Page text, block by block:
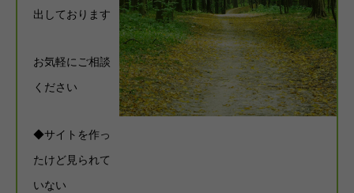
出しております
お気軽にご相談
ください
◆サイトを作っ
たけど見られて
いない